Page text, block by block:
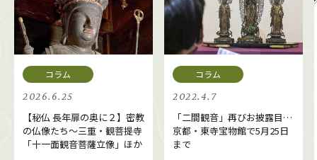
2026.6.25
【秘仏 長年扉の奥に２】密教
の仏像たち～三重・観菩提寺
「十一面観音菩薩立像」ほか
2022.4.7
「二間観音」再びお披露目…
京都・東寺宝物館で5月25日
まで